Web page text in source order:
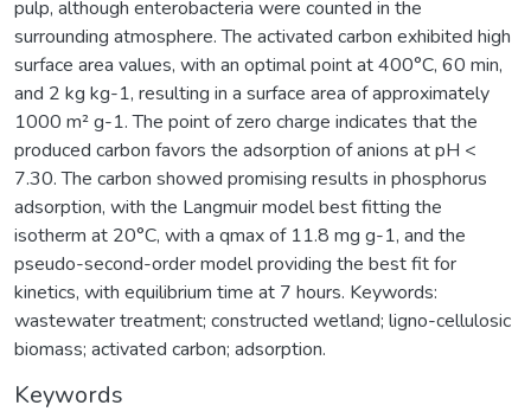
pulp, although enterobacteria were counted in the
surrounding atmosphere. The activated carbon exhibited high
surface area values, with an optimal point at 400°C, 60 min,
and 2 kg kg-1, resulting in a surface area of approximately
1000 m² g-1. The point of zero charge indicates that the
produced carbon favors the adsorption of anions at pH <
7.30. The carbon showed promising results in phosphorus
adsorption, with the Langmuir model best fitting the
isotherm at 20°C, with a qmax of 11.8 mg g-1, and the
pseudo-second-order model providing the best fit for
kinetics, with equilibrium time at 7 hours. Keywords:
wastewater treatment; constructed wetland; ligno-cellulosic
biomass; activated carbon; adsorption.
Keywords